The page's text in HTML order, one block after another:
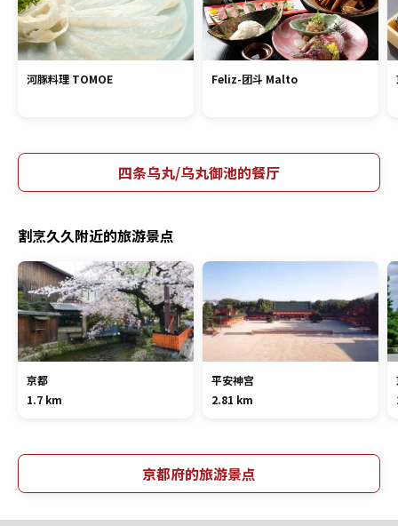
河豚料理 TOMOE Feliz-团斗 Malto
四条乌丸/乌丸御池的餐厅
割烹久久附近的旅游景点
京都
1.7 km
平安神宫
2.81 km
京都府的旅游景点